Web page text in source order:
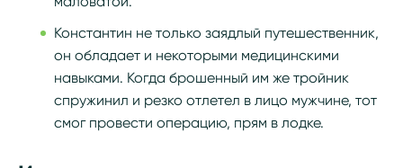
Константин не только заядлый путешественник,
он обладает и некоторыми медицинскими
навыками. Когда брошенный им же тройник
спружинил и резко отлетел в лицо мужчине, тот
смог провести операцию, прям в лодке.